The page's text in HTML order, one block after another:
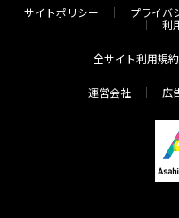
サイトポリシー プライバ
利
全サイト利用規約
運営会社 広